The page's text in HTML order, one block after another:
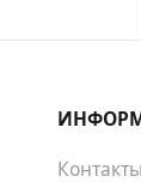
Контакты